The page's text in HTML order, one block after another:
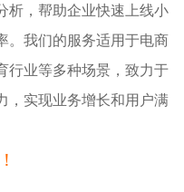
析，帮助企业快速上线小
。我们的服务适用于电商
行业等多种场景，致力于
，实现业务增长和用户满